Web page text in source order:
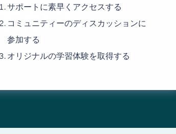
サポートに素早くアクセスする
コミュニティーのディスカッションに
参加する
オリジナルの学習体験を取得する
か？